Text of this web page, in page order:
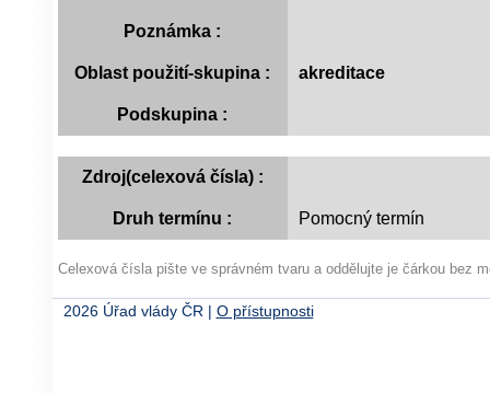
Poznámka :
Oblast použití-skupina : akreditace
Podskupina :
Zdroj(celexová čísla) :
Druh termínu : Pomocný termín
Celexová čísla pište ve správném tvaru a oddělujte je čárkou bez
2026 Úřad vlády ČR | O přístupnosti